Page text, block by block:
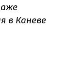
в Каневе